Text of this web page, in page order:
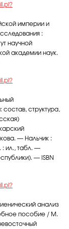
империи и
:
научной
академии наук.
структура,
— Нальчик :
: ил., табл. —
— ISBN
анализ
пособие / М.